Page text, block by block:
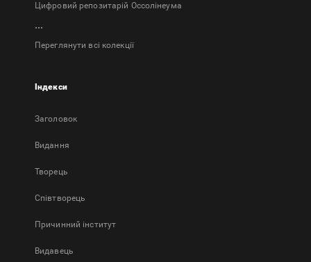
Цифровий репозитарій Оссолінеума
...
Переглянути всі колекції
Індекси
Заголовок
Bидання
Творець
Співтворець
Причинний інститут
Видавець